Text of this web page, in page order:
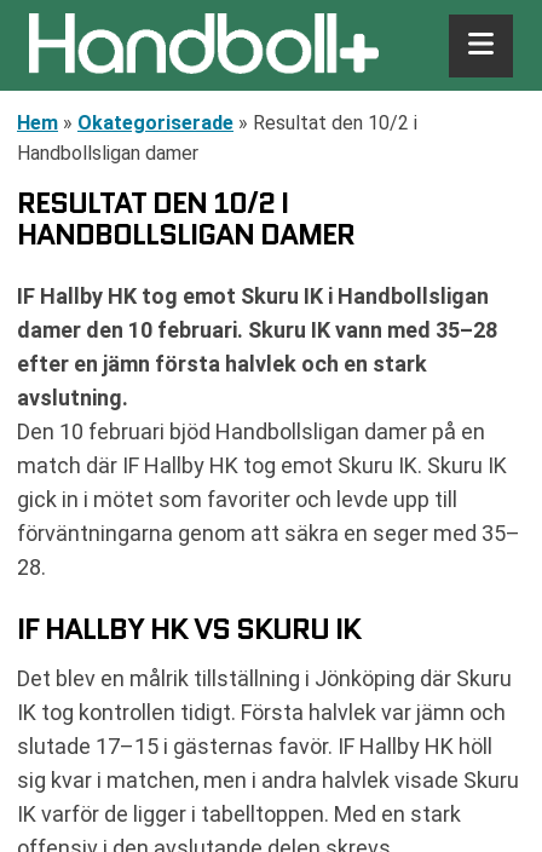
Hem » Okategoriserade » Resultat den 10/2 i
Handbollsligan damer
RESULTAT DEN 10/2 I
HANDBOLLSLIGAN DAMER
IF Hallby HK tog emot Skuru IK i Handbollsligan
damer den 10 februari. Skuru IK vann med 35–28
efter en jämn första halvlek och en stark
avslutning.
Den 10 februari bjöd Handbollsligan damer på en
match där IF Hallby HK tog emot Skuru IK. Skuru IK
gick in i mötet som favoriter och levde upp till
förväntningarna genom att säkra en seger med 35–
28.
IF HALLBY HK VS SKURU IK
Det blev en målrik tillställning i Jönköping där Skuru
IK tog kontrollen tidigt. Första halvlek var jämn och
slutade 17–15 i gästernas favör. IF Hallby HK höll
sig kvar i matchen, men i andra halvlek visade Skuru
IK varför de ligger i tabelltoppen. Med en stark